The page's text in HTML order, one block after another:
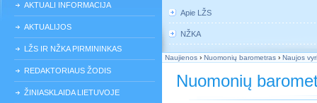
AKTUALI INFORMACIJA
AKTUALIJOS
LŽS IR NŽKA PIRMININKAS
REDAKTORIAUS ŽODIS
ŽINIASKLAIDA LIETUVOJE
Apie LŽS
NŽKA
Naujienos › Nuomonių barometras › Naujos
Nuomonių